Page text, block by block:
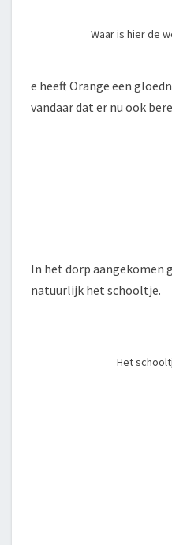
Waar is hier de
e heeft Orange een
vandaar dat er nu ook
In het dorp aangekomen
natuurlijk het schooltje.
Het